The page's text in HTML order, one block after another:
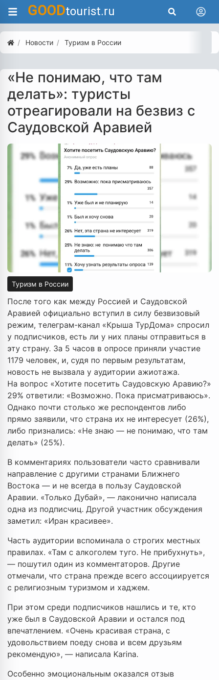
GOODtourist.ru
Новости Туризм в России
«Не понимаю, что там
делать»: туристы
отреагировали на безвиз с
Саудовской Аравией
Туризм в России
После того как между Россией и Саудовской
Аравией официально вступил в силу безвизовый
режим, телеграм-канал «Крыша ТурДома» спросил
у подписчиков, есть ли у них планы отправиться в
эту страну. За 5 часов в опросе приняли участие
1179 человек, и, судя по первым результатам,
новость не вызвала у аудитории ажиотажа.
На вопрос «Хотите посетить Саудовскую Аравию?»
29% ответили: «Возможно. Пока присматриваюсь».
Однако почти столько же респондентов либо
прямо заявили, что страна их не интересует (26%),
либо признались: «Не знаю — не понимаю, что там
делать» (25%).
В комментариях пользователи часто сравнивали
направление с другими странами Ближнего
Востока — и не всегда в пользу Саудовской
Аравии. «Только Дубай», — лаконично написала
одна из подписчиц. Другой участник обсуждения
заметил: «Иран красивее».
Часть аудитории вспоминала о строгих местных
правилах. «Там с алкоголем туго. Не прибухнуть»,
— пошутил один из комментаторов. Другие
отмечали, что страна прежде всего ассоциируется
с религиозным туризмом и хаджем.
При этом среди подписчиков нашлись и те, кто
уже был в Саудовской Аравии и остался под
впечатлением. «Очень красивая страна, с
удовольствием поеду снова и всем друзьям
рекомендую», — написала Karina.
Особенно эмоциональным оказался отзыв